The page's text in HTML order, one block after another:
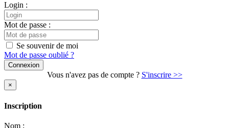
Login :
Mot de passe :
Se souvenir de moi
Mot de passe oublié ?
Vous n'avez pas de compte ? S'inscrire >>
×
Inscription
Nom :